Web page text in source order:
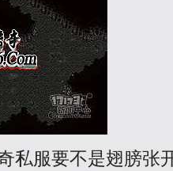
私服要不是翅膀张